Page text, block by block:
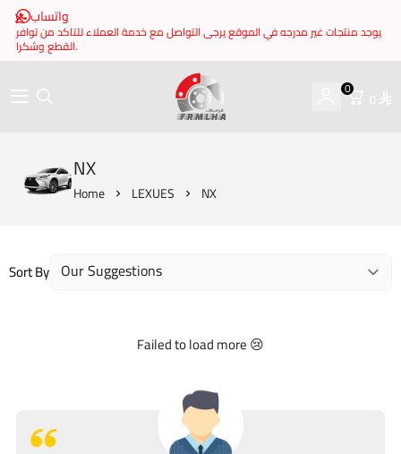
واتساب
يوجد منتجات غير مدرجه في الموقع يرجى التواصل مع خدمة العملاء للتاكد من توافر
القطع وشكرا.
brake it
0
0
NX
Home LEXUES NX
Sort By
Failed to load more 😢